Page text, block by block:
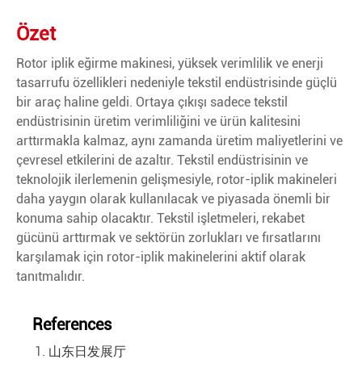
Özet
Rotor iplik eğirme makinesi, yüksek verimlilik ve enerji
tasarrufu özellikleri nedeniyle tekstil endüstrisinde güçlü
bir araç haline geldi. Ortaya çıkışı sadece tekstil
endüstrisinin üretim verimliliğini ve ürün kalitesini
arttırmakla kalmaz, aynı zamanda üretim maliyetlerini ve
çevresel etkilerini de azaltır. Tekstil endüstrisinin ve
teknolojik ilerlemenin gelişmesiyle, rotor-iplik makineleri
daha yaygın olarak kullanılacak ve piyasada önemli bir
konuma sahip olacaktır. Tekstil işletmeleri, rekabet
gücünü arttırmak ve sektörün zorlukları ve fırsatlarını
karşılamak için rotor-iplik makinelerini aktif olarak
tanıtmalıdır.
References
山东日发展厅